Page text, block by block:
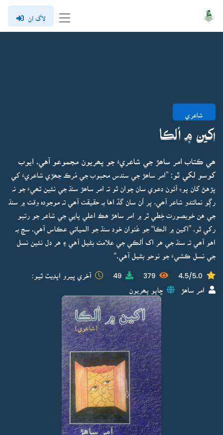
لاگ ان
شاعري
اکين ۾ اُلڪا
ھي ڪتاب امر ساھڙ جي شاعريءَ جو پھريون مجموعو آهي. ايوب
کوسو لکي ٿو: ”امر ساھڙ جي سندس محبوب جي مُرڪ جھڙي شاعريءَ کي
پڙهڻ کان پوءِ آئون دعوي سان چوان ٿو تہ امر ساھڙ سنڌ جي نئين ٽھيءَ جو نہ
رڳو نمائندو شاعر آھي، پر اُن سان گڏ اها بہ حقيقت آھي تہ موجودہ وقت ۾ سنڌ
جي هن خوبصورت خِطي ٿر ۾ امر ساهڙ هڪ اعلي پايي جي شاعر جو رتبو
رکي ٿو. ”اکين ۾ الڪا“ جو عُنوان خود سنڌ جو المياتي عڪاس آهي. سچ بہ
اهو آھي تہ سنڌ جي هر اک اُلڪي جي علامت بڻيل آهي ۽ هر دل نئين نسل
جي نسل ڪشيءَ جو نوحو بڻيل آهي.“
4.5/5.0
379
49 آخري ڀيرو اپڊيٽ ٿيو:
امر ساھڙ ڇاپو پھريون